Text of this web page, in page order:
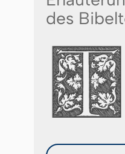
des